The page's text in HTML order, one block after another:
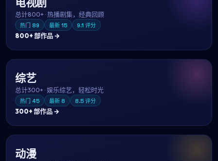
总计800+·热播剧集，经典回顾
热门 89 最新 15 9.1 评分
800+部作品 →
综艺
总计300+·娱乐综艺，轻松时光
热门 45 最新 8 8.5 评分
300+部作品 →
动漫